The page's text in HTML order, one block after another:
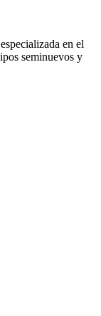
en el
seminuevos y